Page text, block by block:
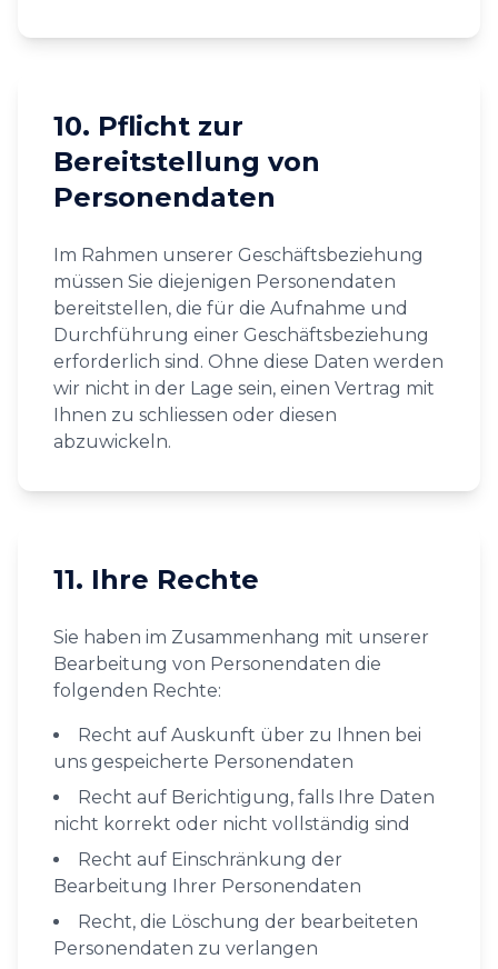
10. Pflicht zur
Bereitstellung von
Personendaten
Im Rahmen unserer Geschäftsbeziehung
müssen Sie diejenigen Personendaten
bereitstellen, die für die Aufnahme und
Durchführung einer Geschäftsbeziehung
erforderlich sind. Ohne diese Daten werden
wir nicht in der Lage sein, einen Vertrag mit
Ihnen zu schliessen oder diesen
abzuwickeln.
11. Ihre Rechte
Sie haben im Zusammenhang mit unserer
Bearbeitung von Personendaten die
folgenden Rechte:
Recht auf Auskunft über zu Ihnen bei
uns gespeicherte Personendaten
Recht auf Berichtigung, falls Ihre Daten
nicht korrekt oder nicht vollständig sind
Recht auf Einschränkung der
Bearbeitung Ihrer Personendaten
Recht, die Löschung der bearbeiteten
Personendaten zu verlangen